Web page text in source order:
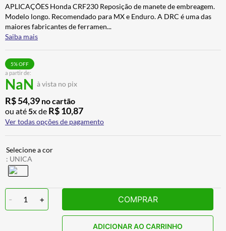
APLICAÇÕES Honda CRF230 Reposição de manete de embreagem.
Modelo longo. Recomendado para MX e Enduro. A DRC é uma das
maiores fabricantes de ferramen...
Saiba mais
a partir de:
NaN à vista no pix
5% OFF
R$54,39 no cartão
ou até 5x de R$10,87
Ver todas opções de pagamento
: UNICA
- 1 + COMPRAR
ADICIONAR AO CARRINHO
7º BAU
8º CALÇA
9º AIROH
10º